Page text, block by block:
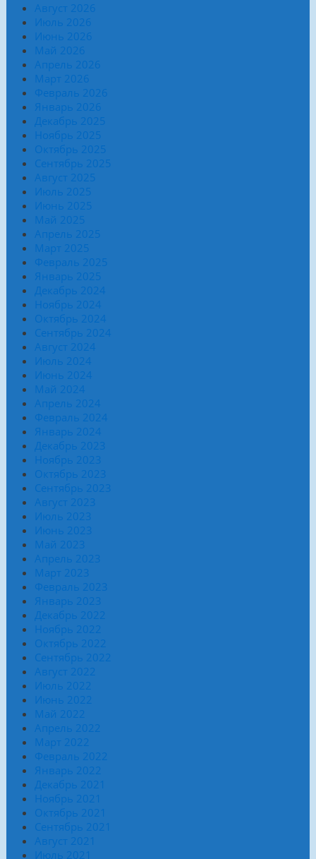
Август 2026
Июль 2026
Июнь 2026
Май 2026
Апрель 2026
Март 2026
Февраль 2026
Январь 2026
Декабрь 2025
Ноябрь 2025
Октябрь 2025
Сентябрь 2025
Август 2025
Июль 2025
Июнь 2025
Май 2025
Апрель 2025
Март 2025
Февраль 2025
Январь 2025
Декабрь 2024
Ноябрь 2024
Октябрь 2024
Сентябрь 2024
Август 2024
Июль 2024
Июнь 2024
Май 2024
Апрель 2024
Февраль 2024
Январь 2024
Декабрь 2023
Ноябрь 2023
Октябрь 2023
Сентябрь 2023
Август 2023
Июль 2023
Июнь 2023
Май 2023
Апрель 2023
Март 2023
Февраль 2023
Январь 2023
Декабрь 2022
Ноябрь 2022
Октябрь 2022
Сентябрь 2022
Август 2022
Июль 2022
Июнь 2022
Май 2022
Апрель 2022
Март 2022
Февраль 2022
Январь 2022
Декабрь 2021
Ноябрь 2021
Октябрь 2021
Сентябрь 2021
Август 2021
Июль 2021